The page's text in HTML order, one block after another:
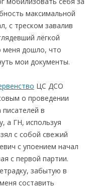
максимальной
с треском завалив
лёгкой
меня дошло, что
мои документы.
ЦС ДСО
о проведении
в
а ГН, используя
с собой свежий
с упоением начал
с первой партии.
забытую в
составить